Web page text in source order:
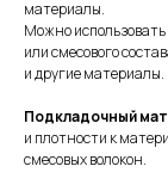
материалы.
Можно
или смесового
и другие материалы.
Подкладочный
и плотности к
смесовых волокон.